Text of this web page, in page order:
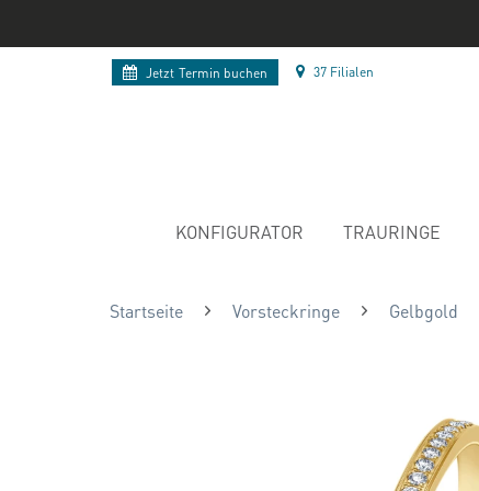
Jetzt Termin buchen 37 Filialen
KONFIGURATOR TRAURINGE
Startseite Vorsteckringe Gelbgold